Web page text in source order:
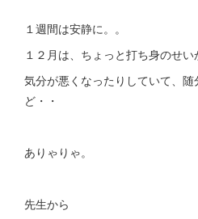
１週間は安静に。。
１２月は、ちょっと打ち身のせい
気分が悪くなったりしていて、
ど・・
ありゃりゃ。
先生から